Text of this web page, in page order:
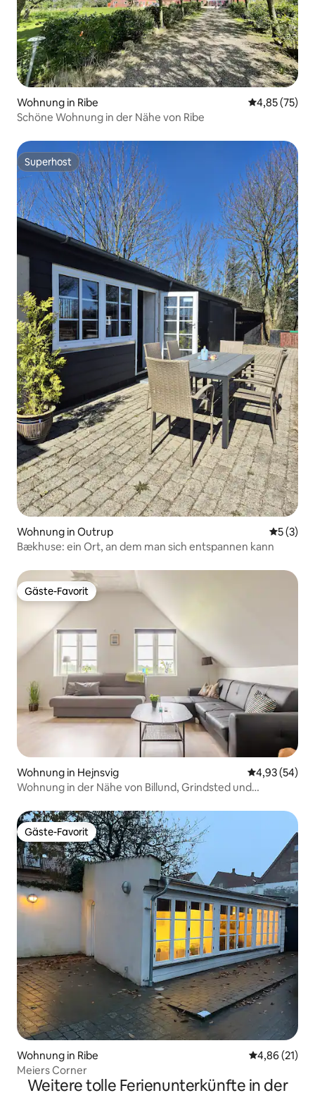
Wohnung in Ribe
4,85 (75)
Schöne Wohnung in der Nähe von Ribe
Superhost
Superhost
Wohnung in Outrup
5 (3)
Bækhuse: ein Ort, an dem man sich entspannen kann
Gäste-Favorit
Gäste-Favorit
Wohnung in Hejnsvig
4,93 (54)
Wohnung in der Nähe von Billund, Grindsted und
Gäste-Favorit
Gäste-Favorit
Wohnung in Ribe
4,86 (21)
Meiers Corner
Weitere tolle Ferienunterkünfte in der